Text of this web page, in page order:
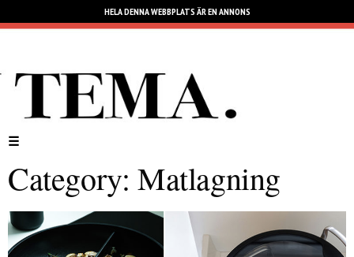
HELA DENNA WEBBPLATS ÄR EN ANNONS
Skip
content
Category:Matlagning